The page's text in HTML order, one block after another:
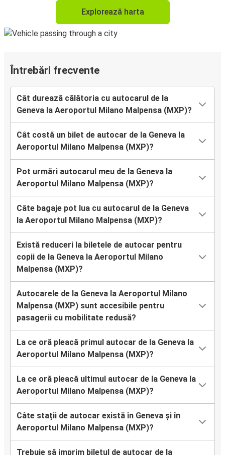
Explorează harta
Întrebări frecvente
Cât durează călătoria cu autocarul de la
Geneva la Aeroportul Milano Malpensa (MXP)?
Cât costă un bilet de autocar de la Geneva la
Aeroportul Milano Malpensa (MXP)?
Pot urmări autocarul meu de la Geneva la
Aeroportul Milano Malpensa (MXP)?
Câte bagaje pot lua cu autocarul de la Geneva
la Aeroportul Milano Malpensa (MXP)?
Există reduceri la biletele de autocar pentru
copii de la Geneva la Aeroportul Milano
Malpensa (MXP)?
Autocarele de la Geneva la Aeroportul Milano
Malpensa (MXP) sunt accesibile pentru
pasagerii cu mobilitate redusă?
La ce oră pleacă primul autocar de la Geneva la
Aeroportul Milano Malpensa (MXP)?
La ce oră pleacă ultimul autocar de la Geneva la
Aeroportul Milano Malpensa (MXP)?
Câte stații de autocar există în Geneva și în
Aeroportul Milano Malpensa (MXP)?
Trebuie să imprim biletul de autocar de la